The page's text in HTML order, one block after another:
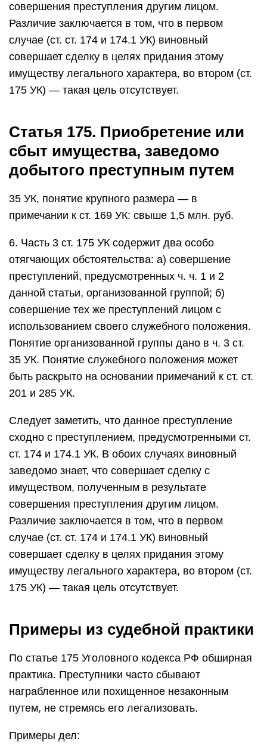
совершения преступления другим лицом.
Различие заключается в том, что в первом
случае (ст. ст. 174 и 174.1 УК) виновный
совершает сделку в целях придания этому
имуществу легального характера, во втором (ст.
175 УК) — такая цель отсутствует.
Статья 175. Приобретение или
сбыт имущества, заведомо
добытого преступным путем
35 УК, понятие крупного размера — в
примечании к ст. 169 УК: свыше 1,5 млн. руб.
6. Часть 3 ст. 175 УК содержит два особо
отягчающих обстоятельства: а) совершение
преступлений, предусмотренных ч. ч. 1 и 2
данной статьи, организованной группой; б)
совершение тех же преступлений лицом с
использованием своего служебного положения.
Понятие организованной группы дано в ч. 3 ст.
35 УК. Понятие служебного положения может
быть раскрыто на основании примечаний к ст. ст.
201 и 285 УК.
Следует заметить, что данное преступление
сходно с преступлением, предусмотренными ст.
ст. 174 и 174.1 УК. В обоих случаях виновный
заведомо знает, что совершает сделку с
имуществом, полученным в результате
совершения преступления другим лицом.
Различие заключается в том, что в первом
случае (ст. ст. 174 и 174.1 УК) виновный
совершает сделку в целях придания этому
имуществу легального характера, во втором (ст.
175 УК) — такая цель отсутствует.
Примеры из судебной практики
По статье 175 Уголовного кодекса РФ обширная
практика. Преступники часто сбывают
награбленное или похищенное незаконным
путем, не стремясь его легализовать.
Примеры дел: